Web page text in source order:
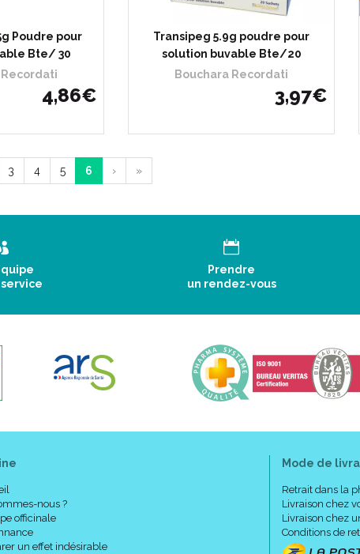
Poudre pour
Bte/ 30
Recordati
4,86€
Transipeg 5.9g poudre pour
solution buvable Bte/20
Bouchara Recordati
3,97€
3 4 5 6 › »
Prendre
un rendez-vous
nous ?
officinale
un effet indésirable
Mode de
Retrait dans la
Livraison chez
Livraison chez
Conditions de